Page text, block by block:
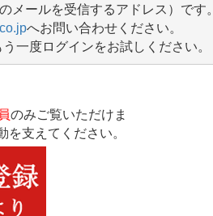
メールを受信するアドレス）です。
へお問い合わせください。
一度ログインをお試しください。
のみご覧いただけま
支えてください。